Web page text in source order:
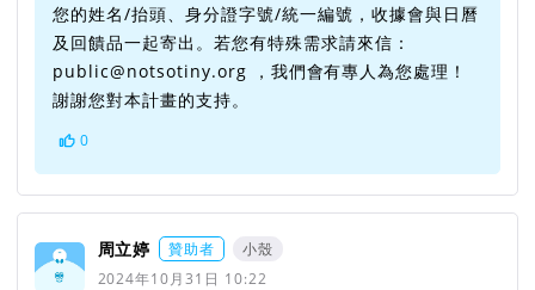
您的姓名/抬頭、身分證字號/統一編號，收據會與日曆
及回饋品一起寄出。若您有特殊需求請來信：
public@notsotiny.org ，我們會有專人為您處理！
謝謝您對本計畫的支持。
0
周立婷 贊助者
小殼
2024年10月31日 10:22